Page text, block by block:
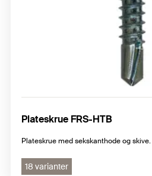
Plateskrue FRS-HTB
Plateskrue med sekskanthode og
18 varianter